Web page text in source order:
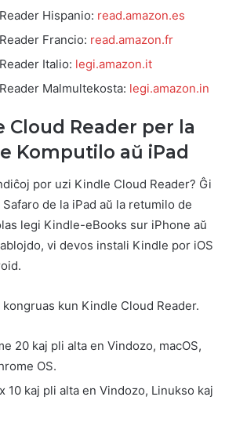
Hispanio: read.amazon.es
Francio: read.amazon.fr
Italio: legi.amazon.it
Malmultekosta: legi.amazon.in
Cloud Reader per la
Komputilo aŭ iPad
por uzi Kindle Cloud Reader? Ĝi
de la iPad aŭ la retumilo de
legi Kindle-eBooks sur iPhone aŭ
vi devos instali Kindle por iOS
kun Kindle Cloud Reader.
20 kaj pli alta en Vindozo, macOS,
OS.
10 kaj pli alta en Vindozo, Linukso kaj